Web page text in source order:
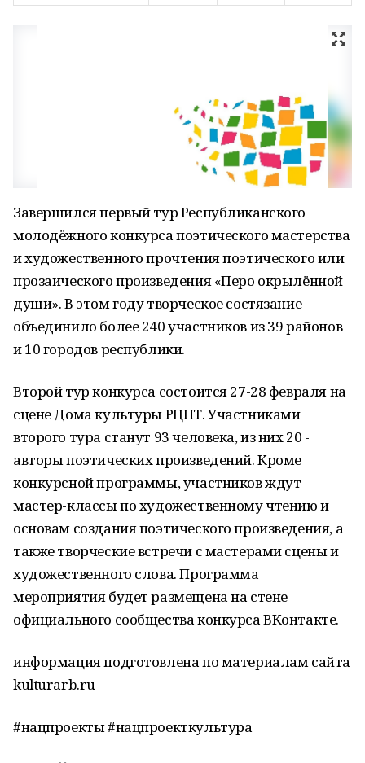
Завершился первый тур Республиканского
молодёжного конкурса поэтического мастерства
и художественного прочтения поэтического или
прозаического произведения «Перо окрылённой
души». В этом году творческое состязание
объединило более 240 участников из 39 районов
и 10 городов республики.
Второй тур конкурса состоится 27-28 февраля на
сцене Дома культуры РЦНТ. Участниками
второго тура станут 93 человека, из них 20 -
авторы поэтических произведений. Кроме
конкурсной программы, участников ждут
мастер-классы по художественному чтению и
основам создания поэтического произведения, а
также творческие встречи с мастерами сцены и
художественного слова. Программа
мероприятия будет размещена на стене
официального сообщества конкурса ВКонтакте.
информация подготовлена по материалам сайта
kulturarb.ru
#нацпроекты #нацпроекткультура